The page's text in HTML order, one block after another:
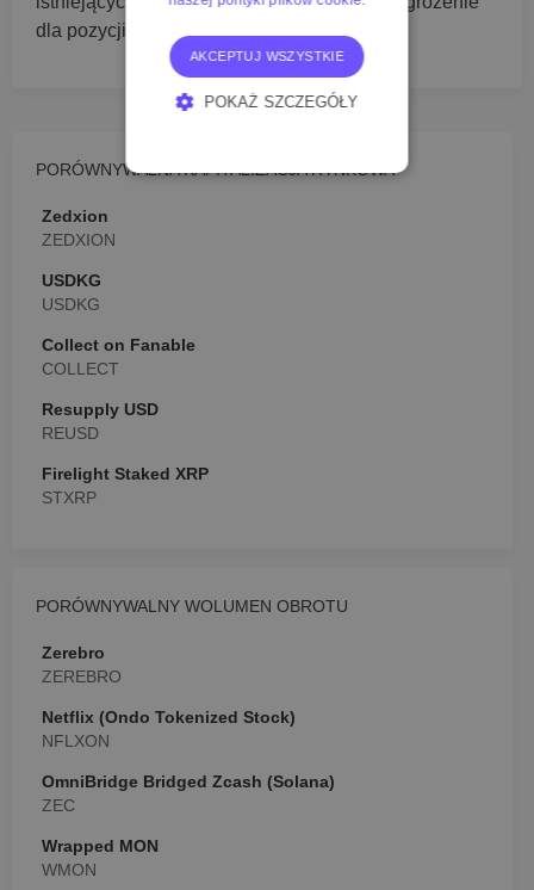
dla pozycji rynkowej Verasity.
PORÓWNYWALNA KAPITALIZACJA RYNKOWA
Zedxion
ZEDXION
USDKG
USDKG
Collect on Fanable
COLLECT
Resupply USD
REUSD
Firelight Staked XRP
STXRP
PORÓWNYWALNY WOLUMEN OBROTU
Zerebro
ZEREBRO
Netflix (Ondo Tokenized Stock)
NFLXON
OmniBridge Bridged Zcash (Solana)
ZEC
Wrapped MON
WMON
AKCEPTUJ WSZYSTKIE
POKAŻ SZCZEGÓŁY